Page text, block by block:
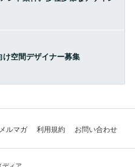
空間デザイナー募集
メルマガ 利用規約 お問い合わせ